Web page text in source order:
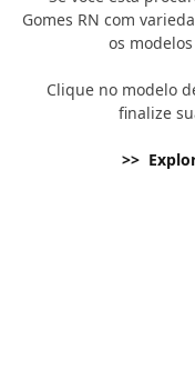
Gomes RN com
os
Clique no modelo
finalize
>>